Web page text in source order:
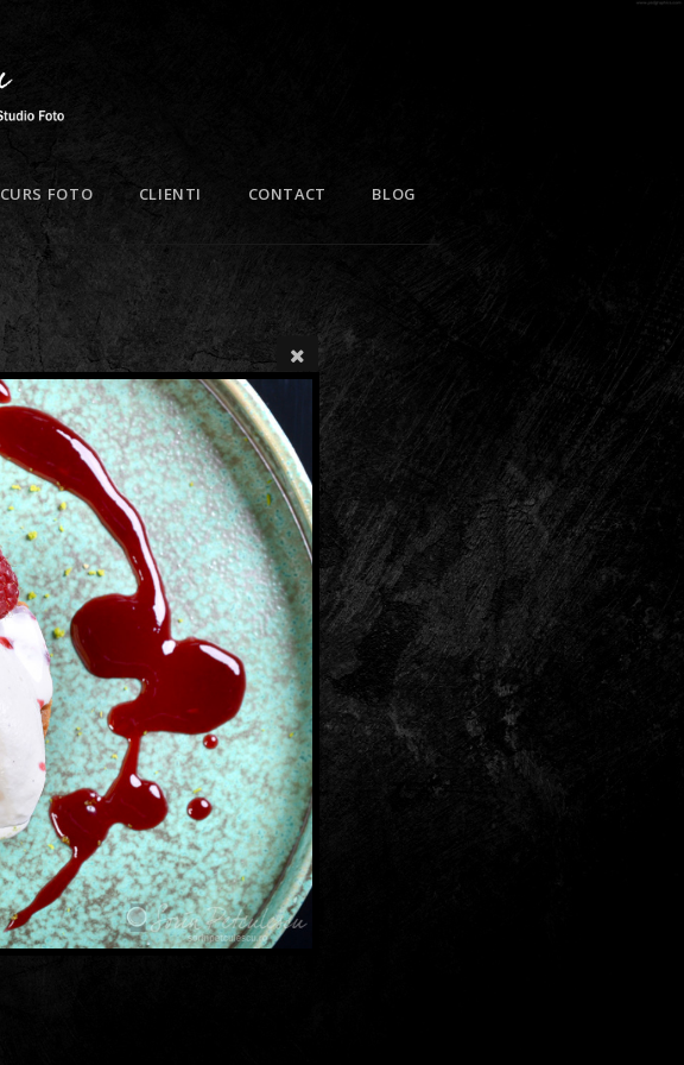
CURS FOTO CLIENTI CONTACT BLOG